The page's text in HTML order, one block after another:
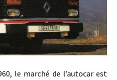
marché de l’autocar est